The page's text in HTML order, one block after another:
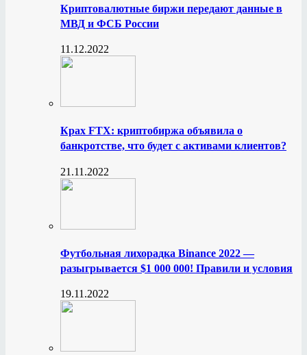
Криптовалютные биржи передают данные в
МВД и ФСБ России
11.12.2022
Крах FTX: криптобиржа объявила о
банкротстве, что будет с активами клиентов?
21.11.2022
Футбольная лихорадка Binance 2022 —
разыгрывается $1 000 000! Правили и условия
19.11.2022